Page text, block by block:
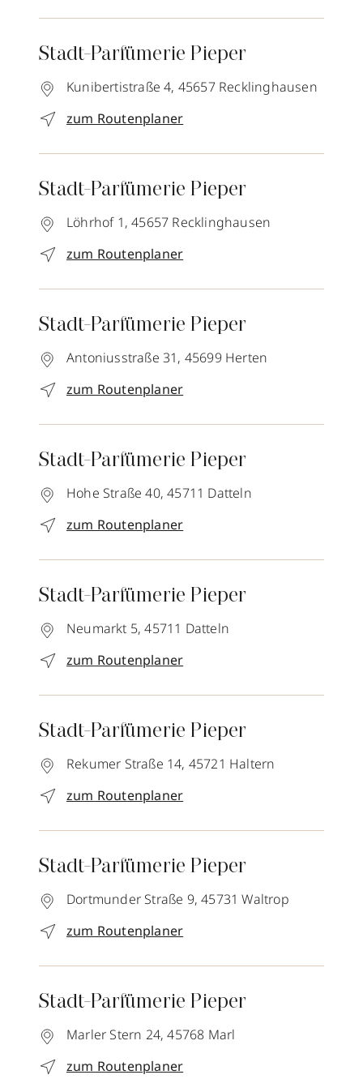
Stadt-Parfümerie Pieper
Kunibertistraße 4, 45657 Recklinghausen
zum Routenplaner
Stadt-Parfümerie Pieper
Löhrhof 1, 45657 Recklinghausen
zum Routenplaner
Stadt-Parfümerie Pieper
Antoniusstraße 31, 45699 Herten
zum Routenplaner
Stadt-Parfümerie Pieper
Hohe Straße 40, 45711 Datteln
zum Routenplaner
Stadt-Parfümerie Pieper
Neumarkt 5, 45711 Datteln
zum Routenplaner
Stadt-Parfümerie Pieper
Rekumer Straße 14, 45721 Haltern
zum Routenplaner
Stadt-Parfümerie Pieper
Dortmunder Straße 9, 45731 Waltrop
zum Routenplaner
Stadt-Parfümerie Pieper
Marler Stern 24, 45768 Marl
zum Routenplaner